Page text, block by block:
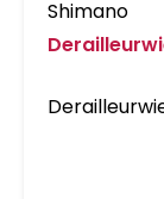
Shimano